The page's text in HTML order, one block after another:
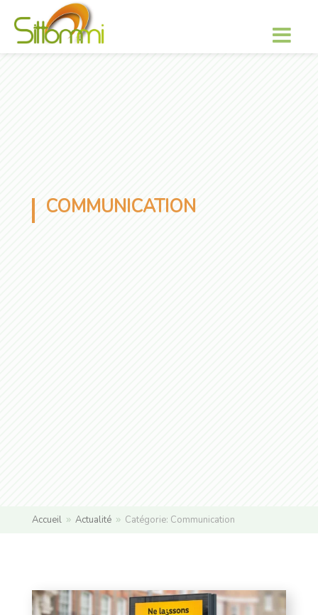
COMMUNICATION
Accueil 9 Actualité 9 Catégorie: Communication